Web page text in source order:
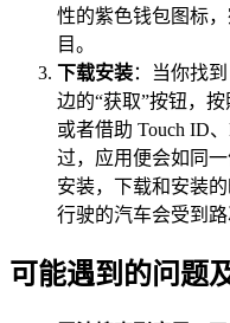
性的紫色钱包图标
目。
下载安装：当你找
边的“获取”按钮，
或者借助 Touch ID
过，应用便会如同
安装，下载和安装
行驶的汽车会受到路
可能遇到的问题